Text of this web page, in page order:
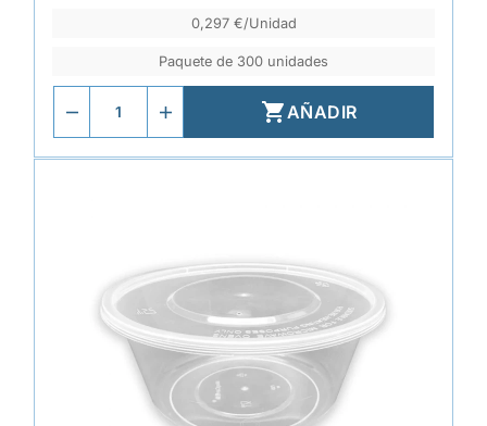
0,297 €/Unidad
Paquete de 300 unidades
AÑADIR